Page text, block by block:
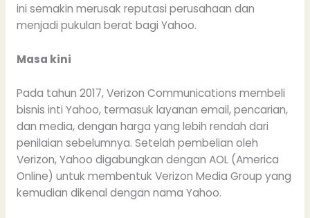
ini semakin merusak reputasi perusahaan dan
menjadi pukulan berat bagi Yahoo.
Masa kini
Pada tahun 2017, Verizon Communications membeli
bisnis inti Yahoo, termasuk layanan email, pencarian,
dan media, dengan harga yang lebih rendah dari
penilaian sebelumnya. Setelah pembelian oleh
Verizon, Yahoo digabungkan dengan AOL (America
Online) untuk membentuk Verizon Media Group yang
kemudian dikenal dengan nama Yahoo.